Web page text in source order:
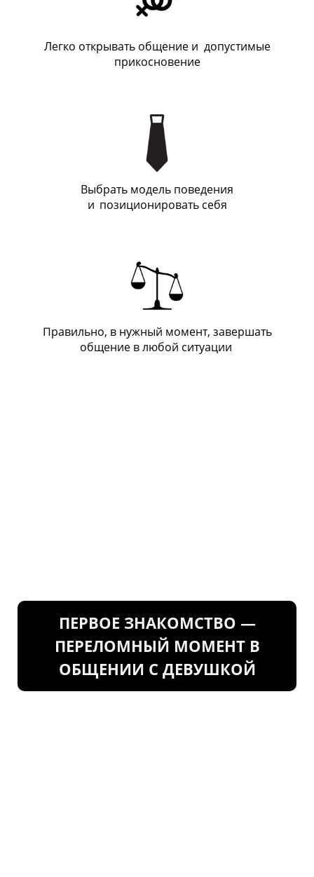
Легко открывать общение и допустимые
прикосновение
Выбрать модель поведения
и позиционировать себя
Правильно, в нужный момент, завершать
общение в любой ситуации
ПЕРВОЕ ЗНАКОМСТВО —
ПЕРЕЛОМНЫЙ МОМЕНТ В
ОБЩЕНИИ С ДЕВУШКОЙ